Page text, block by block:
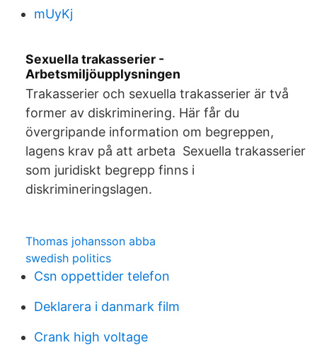
mUyKj
Sexuella trakasserier -
Arbetsmiljöupplysningen
Trakasserier och sexuella trakasserier är två
former av diskriminering. Här får du
övergripande information om begreppen,
lagens krav på att arbeta Sexuella trakasserier
som juridiskt begrepp finns i
diskrimineringslagen.
Thomas johansson abba
swedish politics
Csn oppettider telefon
Deklarera i danmark film
Crank high voltage